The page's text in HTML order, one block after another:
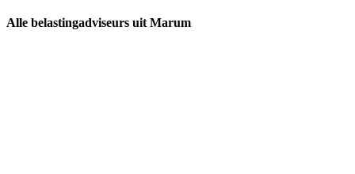
Alle belastingadviseurs uit Marum